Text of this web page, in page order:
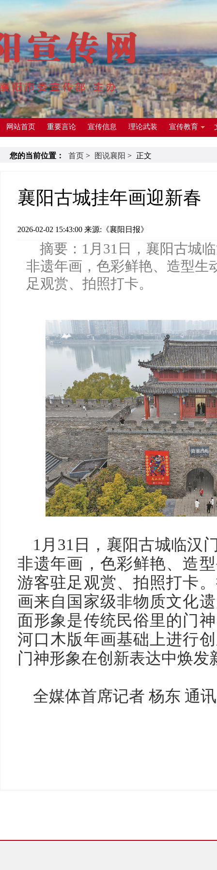
网站首页 重要言论 宣传信息 理论武装 宣传教育
您的当前位置： 首页 > 图说襄阳 > 正文
襄阳古城挂年画迎新春
2026-02-02 15:43:00 来源:《襄阳日报》
摘要：1月31日，襄阳古城
非遗年画，色彩鲜艳、造型生
足观赏、拍照打卡。
1月31日，襄阳古城临汉
非遗年画，色彩鲜艳、造
游客驻足观赏、拍照打卡
画来自国家级非物质文化
面形象是传统民俗里的门
河口木版年画基础上进行
门神形象在创新表达中焕发
全媒体首席记者 杨东 通